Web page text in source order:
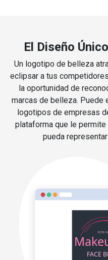
El Diseño
Un logotipo de belleza
eclipsar a tus
la oportunidad de
marcas de belleza. Puede
logotipos de empresas
plataforma que le
pueda